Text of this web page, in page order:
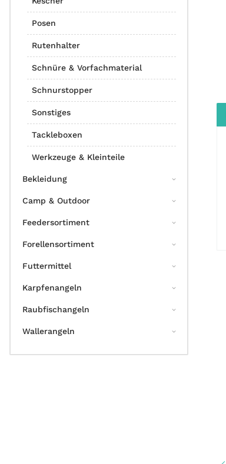
Posen
Rutenhalter
Schnüre & Vorfachmaterial
Schnurstopper
Sonstiges
Tackleboxen
Werkzeuge & Kleinteile
Bekleidung
Camp & Outdoor
Feedersortiment
Forellensortiment
Futtermittel
Karpfenangeln
Raubfischangeln
Wallerangeln